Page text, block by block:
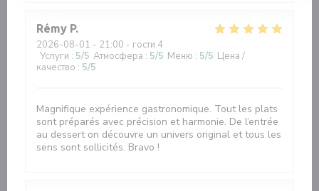
Rémy P
2026-08-01 - 21:00 - гости 4
Услуги : 5/5 Атмосфера : 5/5 Меню : 5/5 Цена /
качество : 5/5
Magnifique expérience gastronomique. Tout les plats
sont préparés avec précision et harmonie. De l’entrée
au dessert on découvre un univers original et tous les
sens sont sollicités. Bravo !